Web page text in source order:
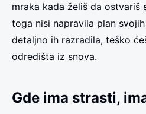
mraka kada želiš da ostvariš
toga nisi napravila plan
detaljno ih razradila, teško
odredišta iz snova.
Gde ima strasti,